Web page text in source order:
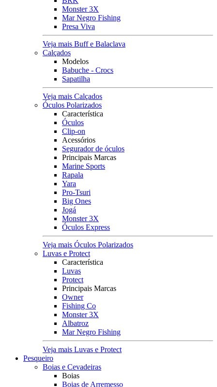
Monster 3X
Mar Negro Fishing
Presa Viva
Veja mais Buff e Balaclava
Calçados
Modelos
Babuche - Crocs
Sapatilha
Veja mais Calçados
Óculos Polarizados
Característica
Óculos
Clip-on
Acessórios
Segurador de óculos
Principais Marcas
Marine Sports
Rapala
Yara
Pro-Tsuri
Big Ones
Jogá
Monster 3X
Óculos Express
Veja mais Óculos Polarizados
Luvas e Protect
Característica
Luvas
Protect
Principais Marcas
Owner
Fishing Co
Monster 3X
Albatroz
Mar Negro Fishing
Veja mais Luvas e Protect
Pesqueiro
Boias e Cevadeiras
Boias
Boias de Arremesso